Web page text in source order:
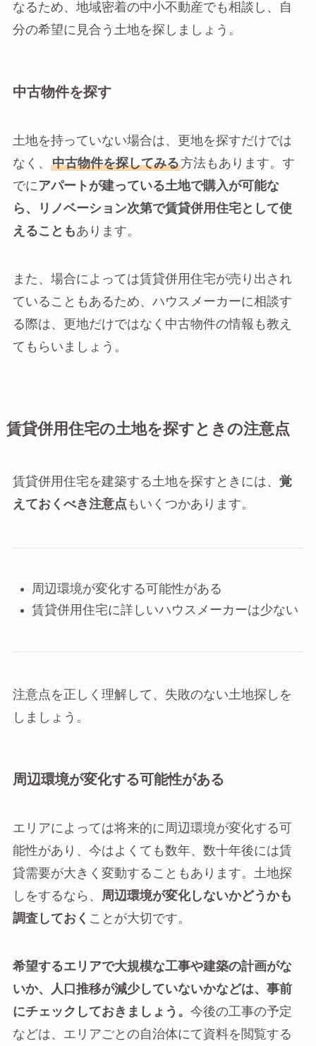
なるため、地域密着の中小不動産でも相談し、自
分の希望に見合う土地を探しましょう。
中古物件を探す
土地を持っていない場合は、更地を探すだけでは
なく、
中古物件を探してみる方法もあります。す
でにアパートが建っている土地で購入が可能な
ら、リノベーション次第で賃貸併用住宅として使
えることもあります。
また、場合によっては賃貸併用住宅が売り出され
ていることもあるため、ハウスメーカーに相談す
る際は、更地だけではなく中古物件の情報も教え
てもらいましょう。
賃貸併用住宅の土地を探すときの注意点
賃貸併用住宅を建築する土地を探すときには、 覚
えておくべき注意点 もいくつかあります。
周辺環境が変化する可能性がある
賃貸併用住宅に詳しいハウスメーカーは少ない
注意点を正しく理解して、失敗のない土地探しを
しましょう。
周辺環境が変化する可能性がある
エリアによっては将来的に周辺環境が変化する可
能性があり、今はよくても数年、数十年後には賃
貸需要が大きく変動することもあります。土地探
しをするなら、
周辺環境が変化しないかどうかも
調査しておく ことが大切です。
希望するエリアで大規模な工事や建築の計画がな
いか、人口推移が減少していないかなどは、事前
にチェックしておきましょう。 今後の工事の予定
などは、エリアごとの自治体にて資料を閲覧する